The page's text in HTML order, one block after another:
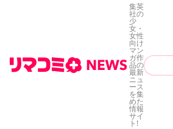
集英
社の
少
女・
女性
向け
マン
ガ作
品の
最新
ニュ
ース
を集
めた
情報
サイ
ト!